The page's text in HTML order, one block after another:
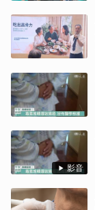
影音